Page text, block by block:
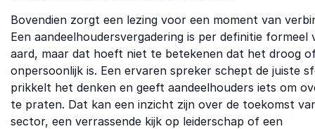
Bovendien zorgt een lezing voor een moment van
Een aandeelhoudersvergadering is per definitie formeel
aard, maar dat hoeft niet te betekenen dat het droog
onpersoonlijk is. Een ervaren spreker schept de juiste
prikkelt het denken en geeft aandeelhouders iets om
te praten. Dat kan een inzicht zijn over de toekomst
sector, een verrassende kijk op leiderschap of een